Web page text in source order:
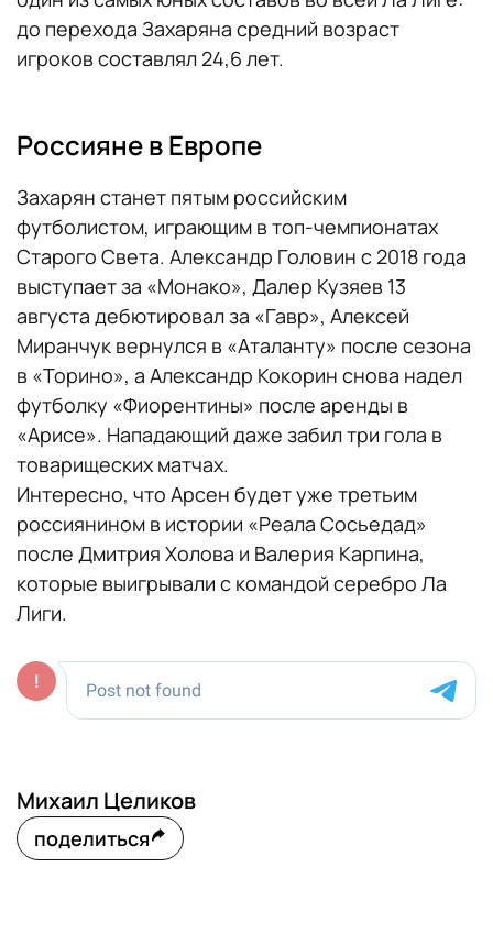
до перехода Захаряна средний возраст
игроков составлял 24,6 лет.
Россияне в Европе
Захарян станет пятым российским
футболистом, играющим в топ-чемпионатах
Старого Света. Александр Головин с 2018 года
выступает за «Монако», Далер Кузяев 13
августа дебютировал за «Гавр», Алексей
Миранчук вернулся в «Аталанту» после сезона
в «Торино», а Александр Кокорин снова надел
футболку «Фиорентины» после аренды в
«Арисе». Нападающий даже забил три гола в
товарищеских матчах.
Интересно, что Арсен будет уже третьим
россиянином в истории «Реала Сосьедад»
после Дмитрия Холова и Валерия Карпина,
которые выигрывали с командой серебро Ла
Лиги.
Михаил Целиков
поделиться